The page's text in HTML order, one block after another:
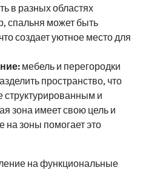
в разных областях
спальня может быть
создает уютное место для
мебель и перегородки
пространство, что
структурированным и
зона имеет свою цель и
на зоны помогает это
на функциональные